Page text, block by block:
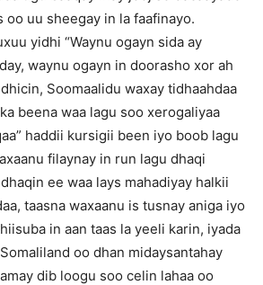
oo uu sheegay in la faafinayo.
yidhi “Waynu ogayn sida ay
waynu ogayn in doorasho xor ah
Soomaalidu waxay tidhaahdaa
beena waa lagu soo xerogaliyaa
haddii kursigii been iyo boob lagu
filaynay in run lagu dhaqi
ee waa lays mahadiyay halkii
taasna waxaanu is tusnay aniga iyo
in aan taas la yeeli karin, iyada
oo dhan midaysantahay
dib loogu soo celin lahaa oo